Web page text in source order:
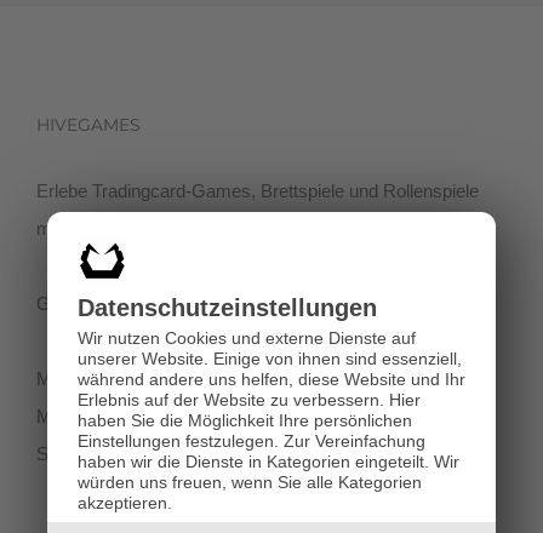
Datenschutz­einstellungen
Wir nutzen Cookies und externe Dienste auf
unserer Website. Einige von ihnen sind essenziell,
während andere uns helfen, diese Website und Ihr
Erlebnis auf der Website zu verbessern. Hier
haben Sie die Möglichkeit Ihre persönlichen
Einstellungen festzulegen. Zur Vereinfachung
haben wir die Dienste in Kategorien eingeteilt. Wir
würden uns freuen, wenn Sie alle Kategorien
akzeptieren.
HIVEGAMES
Erlebe Tradingcard-Games, Brettspiele und Rollenspiele
mit einer netten Community in der Klagenfurter Innenstadt!
Getreidegasse 3, 9020 Klagenfurt
Montag-Dienstag 11:00 - 18:00
Mittwoch-Freitag 11:00-19:00
Samstag 12:00 - 18:00